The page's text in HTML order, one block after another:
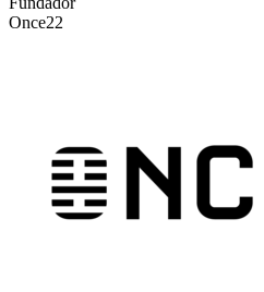
Once22